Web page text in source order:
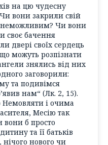
на цю чудесну
вони закрили свій
неможливим? Чи вони
своє бачення
двері своїх сердець
можуть розпізнати
знялись від них
заговорили:
та подивімся
нам“ (Лк. 2, 15).
і очима
Месію так
вони б просто
та її батьків
нового чи